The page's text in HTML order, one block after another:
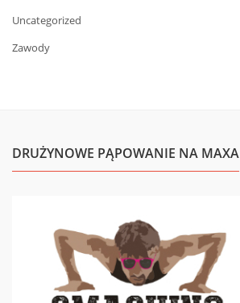
Uncategorized
Zawody
DRUŻYNOWE PĄPOWANIE NA MAXA